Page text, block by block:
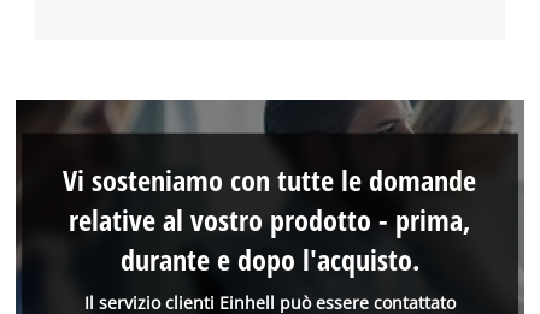
Il servizio clienti Einhell può essere contattato
Vi sosteniamo con tutte le domande
relative al vostro prodotto - prima,
durante e dopo l'acquisto.